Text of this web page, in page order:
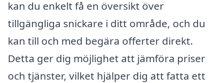
kan du enkelt få en översikt över
tillgängliga snickare i ditt område, och du
kan till och med begära offerter direkt.
Detta ger dig möjlighet att jämföra priser
och tjänster, vilket hjälper dig att fatta ett